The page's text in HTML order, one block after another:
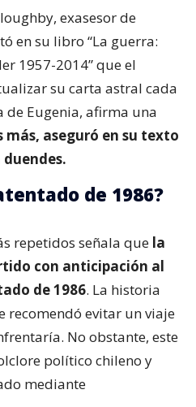
exasesor de
en su libro “La guerra:
1957-2014” que el
su carta astral cada
de Eugenia, afirma una
más, aseguró en su texto
de 1986?
repetidos señala que la
con anticipación al
de 1986. La historia
recomendó evitar un viaje
No obstante, este
político chileno y
mediante